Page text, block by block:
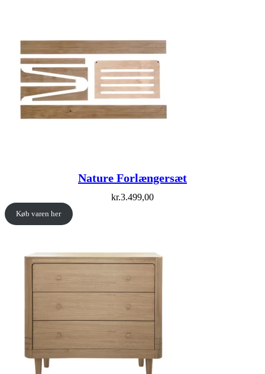
Nature Forlængersæt
kr.3.499,00
Køb varen her